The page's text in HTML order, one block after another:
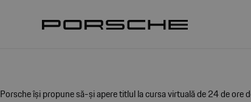
Porsche își propune să-și apere titlul la cursa virtuală de 24 de ore